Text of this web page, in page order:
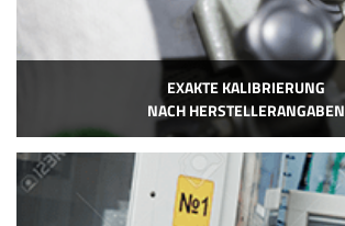
EXAKTE KALIBRIERUNG
NACH HERSTELLERANGABEN